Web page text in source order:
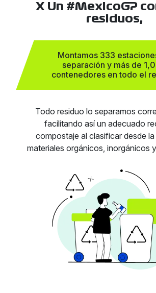
X Un #MexicoGP
residuos,
Montamos 333
separación y más de
contenedores en todo el
Todo residuo lo separamos
facilitando así un adecuado
compostaje al clasificar desde
materiales orgánicos, inorgánicos